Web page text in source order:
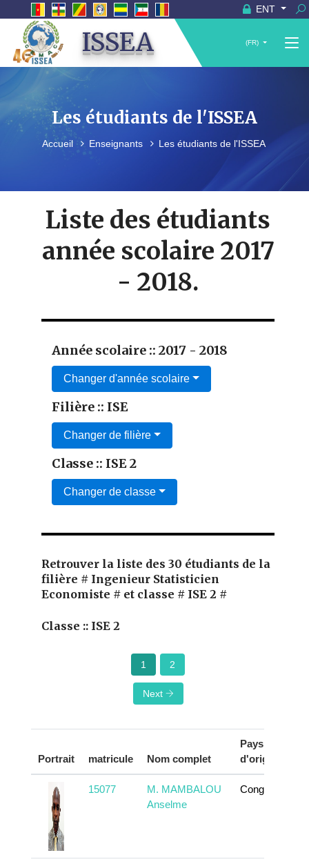
ENT
ISSEA (FR)
Les étudiants de l'ISSEA
Accueil Enseignants Les étudiants de l'ISSEA
Liste des étudiants
année scolaire 2017
- 2018.
Année scolaire :: 2017 - 2018
Changer d'année scolaire
Filière :: ISE
Changer de filière
Classe :: ISE 2
Changer de classe
Retrouver la liste des 30 étudiants de la
filière # Ingenieur Statisticien
Economiste # et classe # ISE 2 #
Classe :: ISE 2
1 2
Next
Portrait matricule Nom complet
Pays
d'origine
15077
M. MAMBALOU
Anselme
Congo